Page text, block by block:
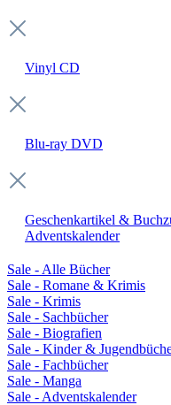
Vinyl CD
Blu-ray DVD
Geschenkartikel &
Adventskalender
Sale - Alle Bücher
Sale - Romane & Krimis
Sale - Krimis
Sale - Sachbücher
Sale - Biografien
Sale - Kinder &
Sale - Fachbücher
Sale - Manga
Sale - Adventskalender